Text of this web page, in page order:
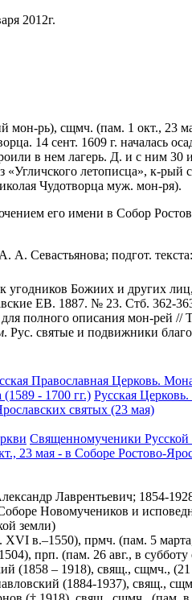
2012г.
мон-рь), сщмч. (пам. 1 окт., 23
14 сент. 1609 г. началась
в нем лагерь. Д. и с ним
«Угличского летописца», к-
Чудотворца муж. мон-ря).
его имени в Собор
А. Севастьянова; подгот.
угодников Божиих и других
ЕВ. 1887. № 23. Стб. 362-
для полного описания мон-
. Рус. святые и подвижники
Православная Церковь.
- 1700 гг.) Русская
святых (23 мая)
Священномученики
23 мая - в Соборе Ростово-
Лаврентьевич; 1854-
Новомучеников и
земли)
XVI в.–1550), прмч. (пам. 5
прп. (пам. 26 авг., в
(1858 – 1918), свящ., сщмч.,
(1884-1937), свящ.,